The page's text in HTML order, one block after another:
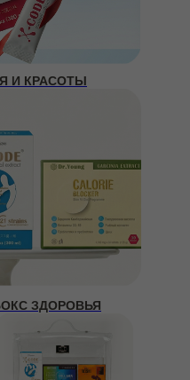
И КРАСОТЫ
ЗДОРОВЬЯ